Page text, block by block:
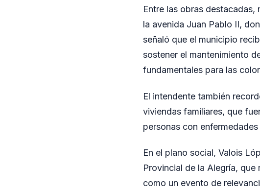
Entre las obras
la avenida Juan Pablo II,
señaló que el municipio
sostener el mantenimiento
fundamentales para las
El intendente también
viviendas familiares, que
personas con
En el plano social, Valois
Provincial de la Alegría,
como un evento de